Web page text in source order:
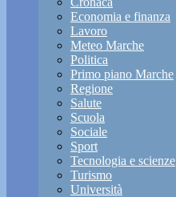
Economia e finanza
Lavoro
Meteo Marche
Politica
Primo piano Marche
Regione
Salute
Scuola
Sociale
Sport
Tecnologia e scienze
Turismo
Università